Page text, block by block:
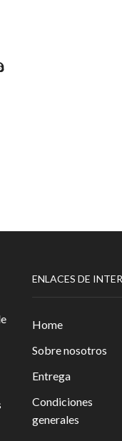
ENLACES DE
Home
Sobre nosotros
Entrega
Condiciones
generales